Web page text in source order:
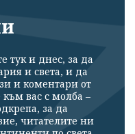
тук и днес, за да
и света, и да
и коментари от
вас с молба –
за да
читателите ни